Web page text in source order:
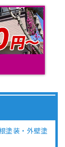
塗装・外壁塗